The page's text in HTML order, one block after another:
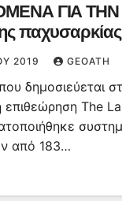
ΓΙΑ ΤΗΝ
παχυσαρκίας
2019 GEOATH
δημοσιεύεται
επιθεώρηση The
από 183…